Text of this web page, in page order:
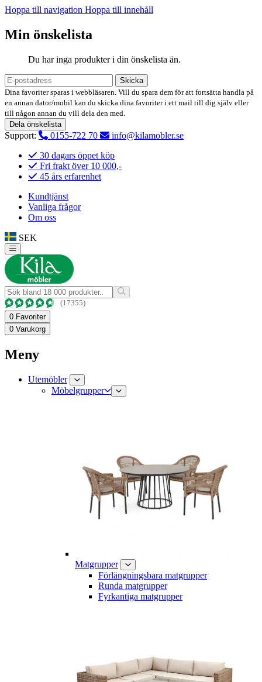
Hoppa till navigation Hoppa till innehåll
Min önskelista
Du har inga produkter i din önskelista än.
Skicka
Dina favoriter sparas i webbläsaren. Vill du spara dem för att fortsätta handla på
en annan dator/mobil kan du skicka dina favoriter i ett mail till dig själv eller
till någon annan du vill dela den med.
Dela önskelista
Support: 0155-722 70
info@kilamobler.se
30 dagars öppet köp
Fri frakt över 10 000,-
45 års erfarenhet
Kundtjänst
Vanliga frågor
Om oss
SEK
(17355)
0 Favoriter
0 Varukorg
Meny
Utemöbler
Möbelgrupper
Matgrupper
Förlängningsbara matgrupper
Runda matgrupper
Fyrkantiga matgrupper